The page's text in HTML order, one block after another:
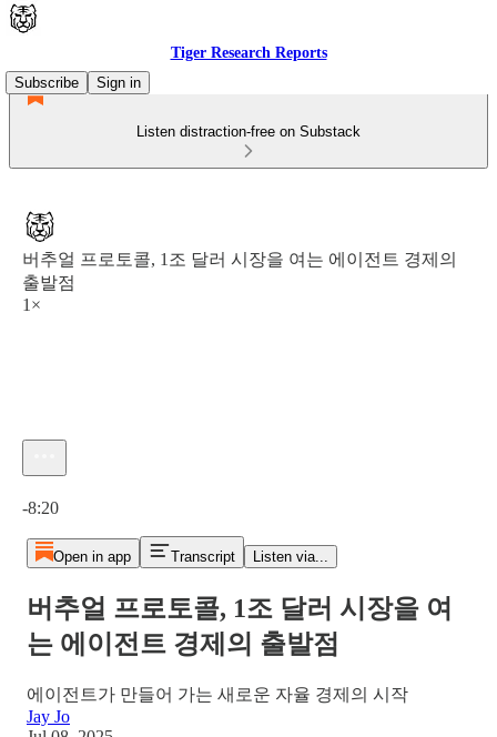
Tiger Research Reports
Subscribe
Sign in
Listen distraction-free on Substack
버추얼 프로토콜, 1조 달러 시장을 여는 에이전트 경제의
출발점
1×
-8:20
Open in app Transcript Listen via...
버추얼 프로토콜, 1조 달러 시장을 여
는 에이전트 경제의 출발점
에이전트가 만들어 가는 새로운 자율 경제의 시작
Jay Jo